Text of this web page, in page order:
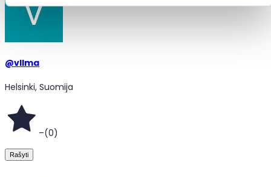
@vllma
Helsinki, Suomija
–(0)
Rašyti